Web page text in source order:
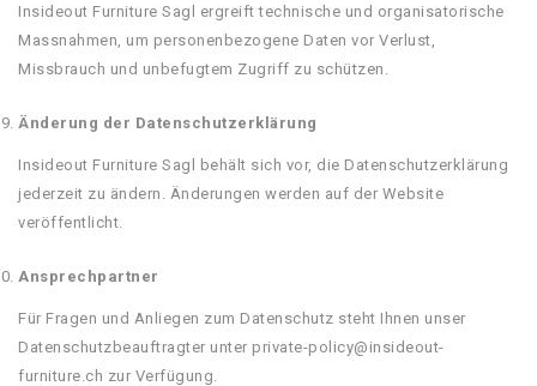
Insideout Furniture Sagl ergreift technische und organisatorische
Massnahmen, um personenbezogene Daten vor Verlust,
Missbrauch und unbefugtem Zugriff zu schützen.
Änderung der Datenschutzerklärung
Insideout Furniture Sagl behält sich vor, die Datenschutzerklärung
jederzeit zu ändern. Änderungen werden auf der Website
veröffentlicht.
Ansprechpartner
Für Fragen und Anliegen zum Datenschutz steht Ihnen unser
Datenschutzbeauftragter unter private-policy@insideout-
furniture.ch zur Verfügung.